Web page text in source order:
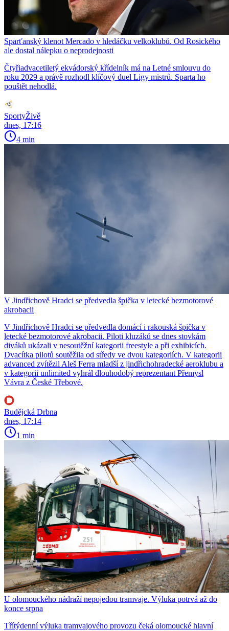
Sparťanský klenot Mercado v hledáčku velkoklubů. Od Rosického
ale dostal nálepku o neprodejnosti
Čtyřiadvacetiletý ekvádorský křídelník má na Letné smlouvu do
roku 2029 a právě rozhodl klíčový duel Ligy mistrů. Sparta ho
pouštět nehodlá.
SportyŽivě
dnes, 17:16
4 min
V Jindřichově Hradci se předvedla špička v letecké bezmotorové
akrobacii
V Jindřichově Hradci se předvedla domácí i rakouská špička v
letecké bezmotorové akrobacii. Piloti kluzáků se dnes stovkám
diváků ukázali v nesoutěžní kategorii freestyle a při exhibicích.
Dvacítka pilotů soutěžila od středy ve dvou kategoriích. V kategorii
advanced zvítězil Aleš Ferra mladší z jindřichohradecké aeroklubu a
v kategorii unlimited vyhrál dlouhodobý reprezentant Přemysl
Vávra z České Třebové.
Budějcká Drbna
dnes, 17:14
1 min
U olomouckého nádraží nepojedou tramvaje. Výluka potrvá až do
konce srpna
Třítýdenní výluka tramvajového provozu čeká olomoucké hlavní